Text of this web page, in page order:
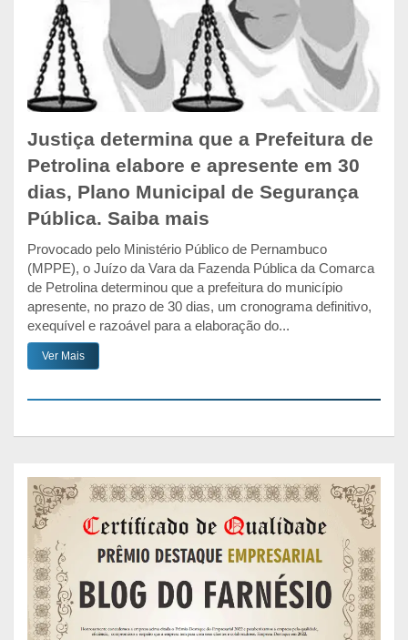
Justiça determina que a Prefeitura de
Petrolina elabore e apresente em 30
dias, Plano Municipal de Segurança
Pública. Saiba mais
Provocado pelo Ministério Público de Pernambuco
(MPPE), o Juízo da Vara da Fazenda Pública da Comarca
de Petrolina determinou que a prefeitura do município
apresente, no prazo de 30 dias, um cronograma definitivo,
exequível e razoável para a elaboração do...
Ver Mais